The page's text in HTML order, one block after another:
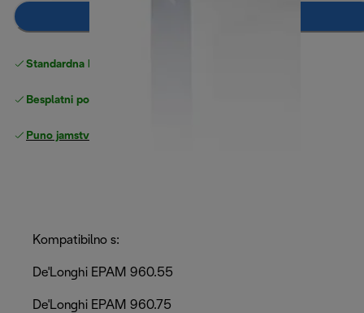
Standardna besplatna
Besplatni povrati
Puno jamstvo proizvođača
Kompatibilno s:
De'Longhi EPAM 960.55
De'Longhi EPAM 960.75